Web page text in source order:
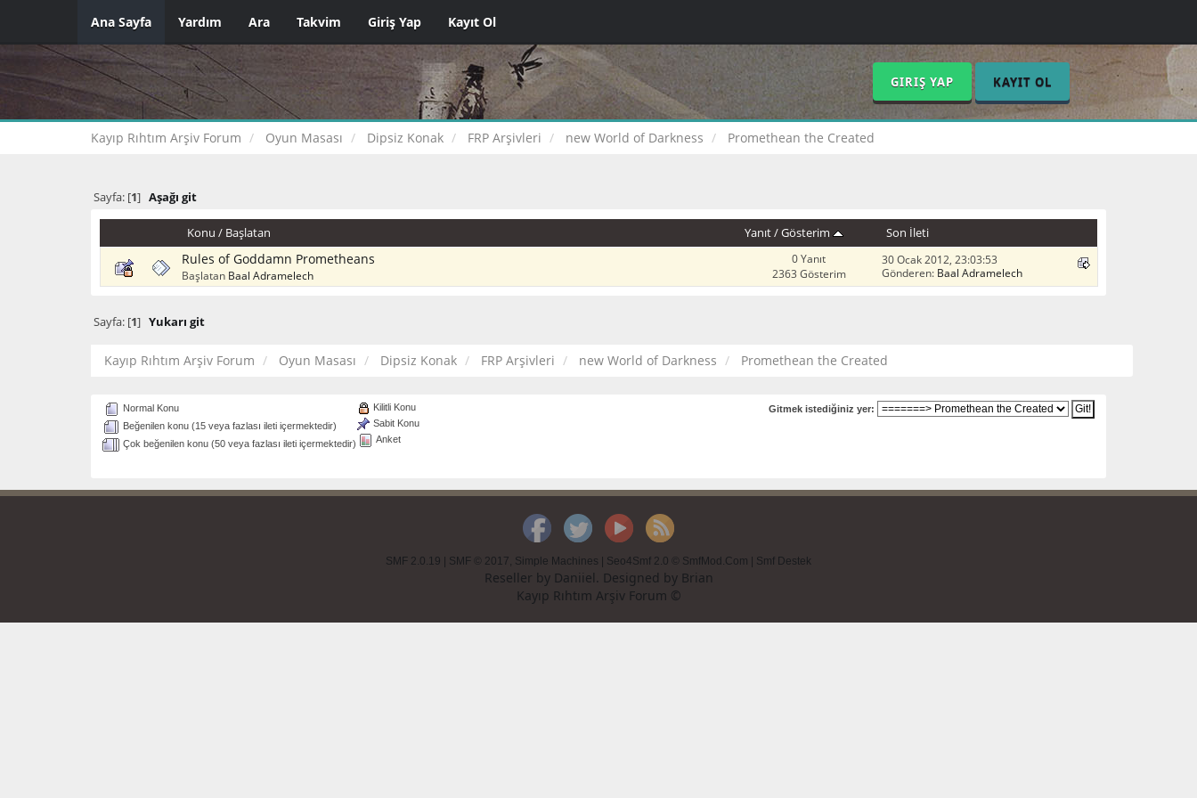
Ana Sayfa Yardım Ara Takvim Giriş Yap Kayıt Ol
GIRIŞ YAP KAYIT OL
Kayıp Rıhtım Arşiv Forum Oyun Masası Dipsiz Konak FRP Arşivleri new World of Darkness Promethean the Created
Sayfa: [1] Aşağı git
Konu / Başlatan Yanıt/Gösterim Son İleti
Rules of Goddamn Prometheans
Başlatan Baal Adramelech
0 Yanıt
2363 Gösterim
30 Ocak 2012, 23:03:53
Gönderen: Baal Adramelech
Sayfa: [1] Yukarı git
Kayıp Rıhtım Arşiv Forum Oyun Masası Dipsiz Konak FRP Arşivleri new World of Darkness Promethean the Created
Gitmek istediğiniz yer:
Normal Konu
Beğenilen konu (15 veya fazlası ileti içermektedir)
Çok beğenilen konu (50 veya fazlası ileti içermektedir)
Kilitli Konu
Sabit Konu
Anket
SMF 2.0.19 SMF © 2017, Simple Machines Seo4Smf 2.0 © SmfMod.Com Smf Destek
Reseller by Daniiel. Designed by Brian
Kayıp Rıhtım Arşiv Forum ©